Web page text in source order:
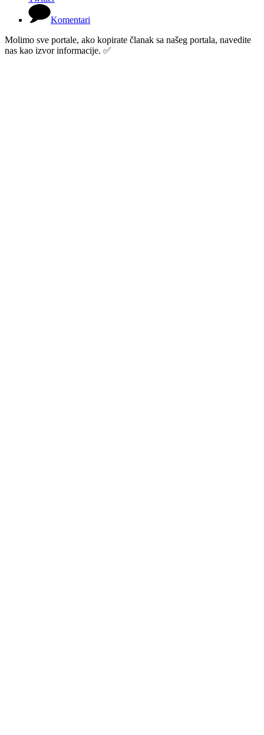
Komentari
Molimo sve portale, ako kopirate članak sa našeg portala, navedite
nas kao izvor informacije. ✅